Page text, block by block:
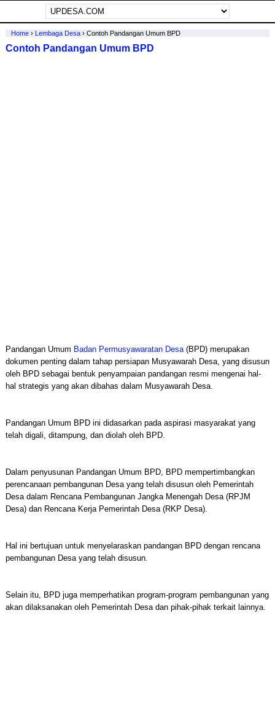
Home› Lembaga Desa› Contoh Pandangan Umum BPD
Contoh Pandangan Umum BPD
Pandangan Umum Badan Permusyawaratan Desa(BPD) merupakan
dokumen penting dalam tahap persiapan Musyawarah Desa, yang disusun
oleh BPD sebagai bentuk penyampaian pandangan resmi mengenai hal-
hal strategis yang akan dibahas dalam Musyawarah Desa.
Pandangan Umum BPD ini didasarkan pada aspirasi masyarakat yang
telah digali, ditampung, dan diolah oleh BPD.
Dalam penyusunan Pandangan Umum BPD, BPD mempertimbangkan
perencanaan pembangunan Desa yang telah disusun oleh Pemerintah
Desa dalam Rencana Pembangunan Jangka Menengah Desa (RPJM
Desa) dan Rencana Kerja Pemerintah Desa (RKP Desa).
Hal ini bertujuan untuk menyelaraskan pandangan BPD dengan rencana
pembangunan Desa yang telah disusun.
Selain itu, BPD juga memperhatikan program-program pembangunan yang
akan dilaksanakan oleh Pemerintah Desa dan pihak-pihak terkait lainnya.